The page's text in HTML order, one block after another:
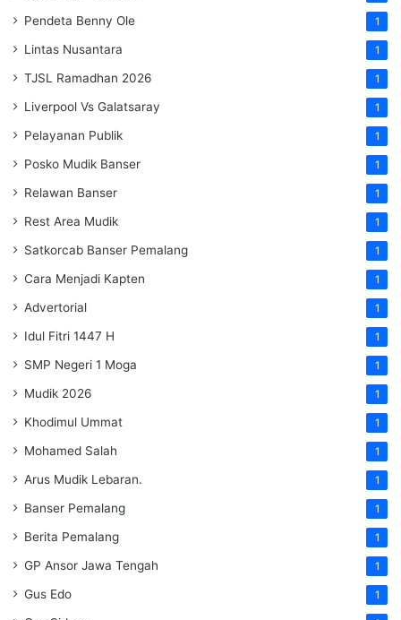
Pendeta Benny Ole 1
Lintas Nusantara 1
TJSL Ramadhan 2026 1
Liverpool Vs Galatsaray 1
Pelayanan Publik 1
Posko Mudik Banser 1
Relawan Banser 1
Rest Area Mudik 1
Satkorcab Banser Pemalang 1
Cara Menjadi Kapten 1
Advertorial 1
Idul Fitri 1447 H 1
SMP Negeri 1 Moga 1
Mudik 2026 1
Khodimul Ummat 1
Mohamed Salah 1
Arus Mudik Lebaran. 1
Banser Pemalang 1
Berita Pemalang 1
GP Ansor Jawa Tengah 1
Gus Edo 1